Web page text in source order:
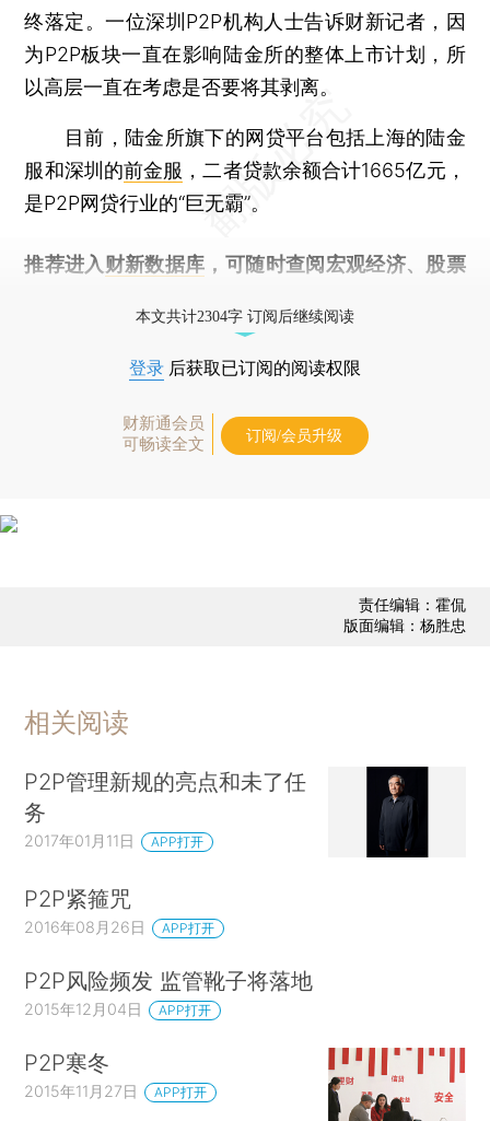
终落定。一位深圳P2P机构人士告诉财新记者，因
为P2P板块一直在影响陆金所的整体上市计划，所
以高层一直在考虑是否要将其剥离。
目前，陆金所旗下的网贷平台包括上海的陆金
服和深圳的前金服 ，二者贷款余额合计1665亿元，
是P2P网贷行业的“巨无霸”。
推荐进入 财新数据库 ，可随时查阅宏观经济、股票
本文共计2304字 订阅后继续阅读
登录 后获取已订阅的阅读权限
财新通会员
可畅读全文
订阅/会员升级
责任编辑：霍侃
版面编辑：杨胜忠
相关阅读
P2P管理新规的亮点和未了任
务
2017年01月11日 APP打开
P2P紧箍咒
2016年08月26日 APP打开
P2P风险频发 监管靴子将落地
2015年12月04日 APP打开
P2P寒冬
2015年11月27日 APP打开